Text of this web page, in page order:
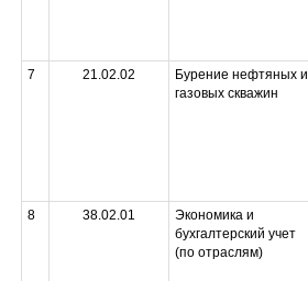
7 21.02.02
Бурение нефтяных и
газовых скважин
8 38.02.01
Экономика и
бухгалтерский учет
(по отраслям)